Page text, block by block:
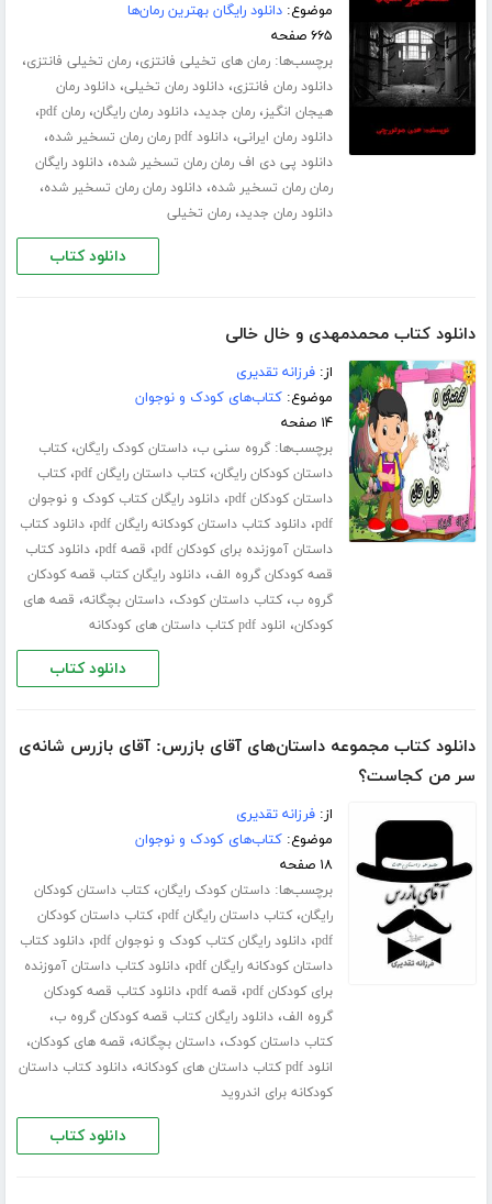
موضوع:دانلود رایگان بهترین رمان‌ها
۶۶۵ صفحه
برچسب‌ها:رمان های تخیلی فانتزی،رمان تخیلی فانتزی،
دانلود رمان فانتزی،دانلود رمان تخیلی،دانلود رمان
هیجان انگیز،رمان جدید،دانلود رمان رایگان،رمان pdf ،
دانلود رمان ایرانی،دانلود pdf رمان رمان تسخیر شده ،
دانلود پی دی اف رمان رمان تسخیر شده،دانلود رایگان
رمان رمان تسخیر شده،دانلود رمان رمان تسخیر شده،
دانلود رمان جدید،رمان تخیلی
دانلود کتاب
دانلود کتاب محمدمهدی و خال خالی
از:فرزانه تقدیری
موضوع:کتاب‌های کودک و نوجوان
۱۴ صفحه
برچسب‌ها:گروه سنی ب،داستان کودک رایگان،کتاب
داستان کودکان رایگان،کتاب داستان رایگان pdf ،کتاب
داستان کودکان pdf
،دانلود رایگان کتاب کودک و نوجوان
pdf،دانلود کتاب داستان کودکانه رایگان pdf ،دانلود کتاب
داستان آموزنده برای کودکان pdf
، قصه pdf ،دانلود کتاب
قصه کودکان گروه الف،دانلود رایگان کتاب قصه کودکان
گروه ب،کتاب داستان کودک،داستان بچگانه، قصه های
کودکان، انلود pdf کتاب داستان های کودکانه
دانلود کتاب
دانلود کتاب مجموعه داستان‌های آقای بازرس: آقای بازرس شانه‌ی
سر من کجاست؟
از:فرزانه تقدیری
موضوع:کتاب‌های کودک و نوجوان
۱۸ صفحه
برچسب‌ها:داستان کودک رایگان،کتاب داستان کودکان
رایگان،کتاب داستان رایگان pdf ،کتاب داستان کودکان
pdf،دانلود رایگان کتاب کودک و نوجوان pdf ،دانلود کتاب
داستان کودکانه رایگان pdf
،دانلود کتاب داستان آموزنده
برای کودکان pdf
، قصه pdf ،دانلود کتاب قصه کودکان
گروه الف،دانلود رایگان کتاب قصه کودکان گروه ب،
کتاب داستان کودک،داستان بچگانه، قصه های کودکان،
انلود pdf کتاب داستان های کودکانه ،دانلود کتاب داستان
کودکانه برای اندروید
دانلود کتاب